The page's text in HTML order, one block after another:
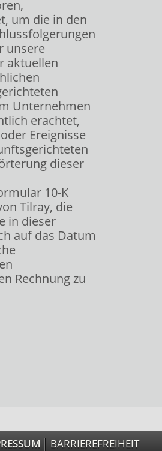
um die in den
unsere
aktuellen
Unternehmen
erachtet,
Ereignisse
dieser
10-K
Tilray, die
in dieser
auf das Datum
Rechnung zu
BARRIEREFREIHEIT